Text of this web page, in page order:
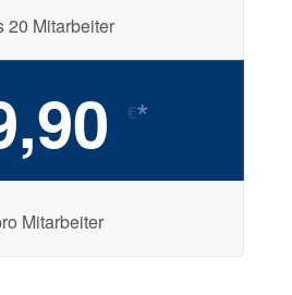
20 Mitarbeiter
€*
Mitarbeiter